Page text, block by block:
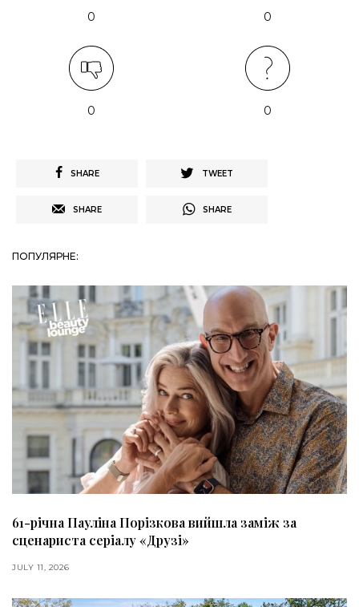
0 0
0 0
SHARE TWEET
SHARE SHARE
ПОПУЛЯРНЕ:
61-річна Пауліна Порізкова вийшла заміж за
сценариста серіалу «Друзі»
JULY 11, 2026